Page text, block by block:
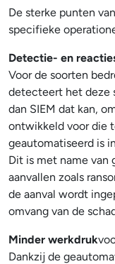
De sterke punten
specifieke
Detectie- en
Voor de soorten
detecteert het deze
dan SIEM dat kan,
ontwikkeld voor die
geautomatiseerd is
Dit is met name van
aanvallen zoals
de aanval wordt
omvang van de
Minder werkdruk
Dankzij de